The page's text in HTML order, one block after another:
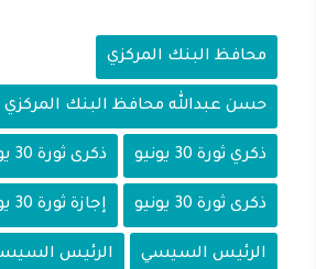
محافظ البنك المركزي
حسن عبدالله محافظ البنك المركزي
ذكري ثورة 30 يونيو ذكرى ثورة 30 يونيو
ذكرى ثورة 30 يونيو إجازة ثورة 30 يونيو
الرئيس السيسي الرئيس